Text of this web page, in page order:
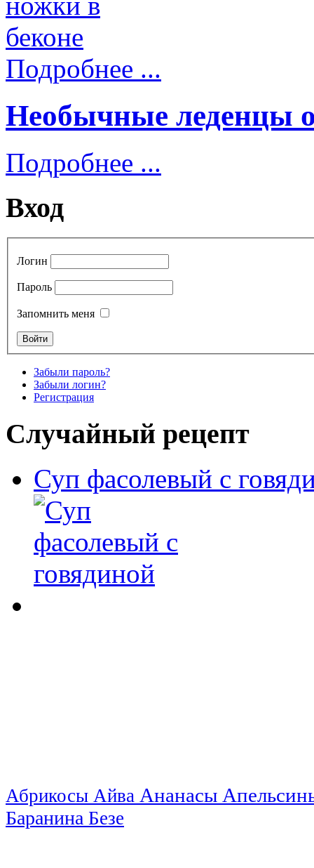
Подробнее ...
Необычные леденцы
Подробнее ...
Вход
Логин
Пароль
Запомнить меня
Забыли пароль?
Забыли логин?
Регистрация
Случайный рецепт
Суп фасолевый с
Абрикосы Айва Ананасы
Баранина Безе